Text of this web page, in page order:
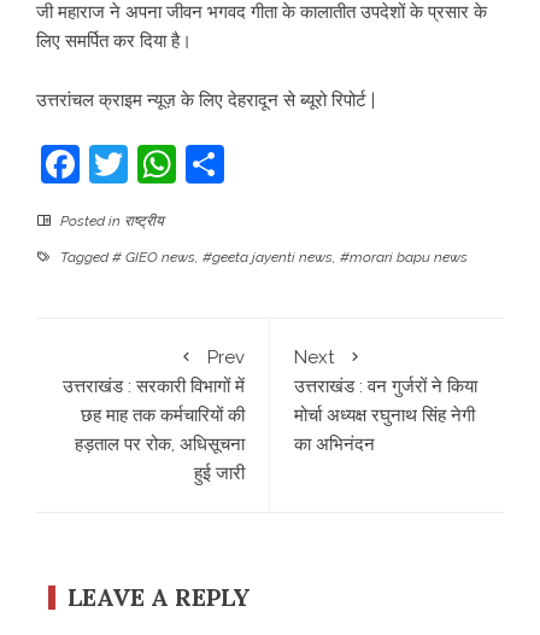
जी महाराज ने अपना जीवन भगवद गीता के कालातीत उपदेशों के प्रसार के
लिए समर्पित कर दिया है।
उत्तरांचल क्राइम न्यूज़ के लिए देहरादून से ब्यूरो रिपोर्ट |
Facebook
TwitterWhatsApp
Posted in राष्ट्रीय
Tagged# GIEO news, #geeta jayenti news, #morari bapu news
Prev
उत्तराखंड : सरकारी विभागों में
छह माह तक कर्मचारियों की
हड़ताल पर रोक, अधिसूचना
हुई जारी
Next
उत्तराखंड : वन गुर्जरों ने किया
मोर्चा अध्यक्ष रघुनाथ सिंह नेगी
का अभिनंदन
LEAVE A REPLY